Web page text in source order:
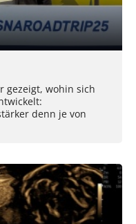
gezeigt, wohin sich
denn je von